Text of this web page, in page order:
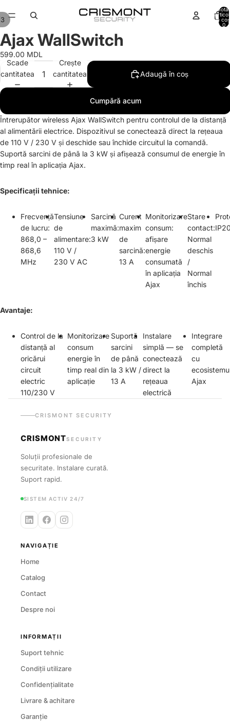
Total
în
0
3
Ajax WallSwitch
599.00 MDL
Scade
cantitatea
Crește
cantitatea
Adaugă în coș
Cumpără acum
Întrerupător wireless Ajax WallSwitch pentru controlul de la distanță
al alimentării electrice. Dispozitivul se conectează direct la rețeaua
de 110 V / 230 V și deschide sau închide circuitul la comandă.
Suportă sarcini de până la 3 kW și afișează consumul de energie în
timp real în aplicația Ajax.
Specificații tehnice:
Frecvență
de lucru:
868,0 –
868,6
MHz
Tensiune
de
alimentare:
110 V /
230 V AC
Sarcină
maximă:
3 kW
Curent
maxim
de
sarcină:
13 A
Monitorizare
consum:
afișare
energie
consumată
în aplicația
Ajax
Stare
contact:
Normal
deschis
/
Normal
închis
Avantaje:
Control de la
distanță al
oricărui
circuit
electric
110/230 V
Monitorizare
consum
energie în
timp real din
aplicație
Suportă
sarcini
de până
la 3 kW /
13 A
Instalare
simplă — se
conectează
direct la
rețeaua
electrică
Integrare
completă
cu
Ajax
CRISMONT SECURITY
CRISMONTSECURITY
Soluții profesionale de
securitate. Instalare curată.
Suport rapid.
SISTEM ACTIV 24/7
NAVIGAȚIE
Home
Catalog
Contact
Despre noi
INFORMAȚII
Suport tehnic
Condiții utilizare
Confidențialitate
Livrare & achitare
Garanție